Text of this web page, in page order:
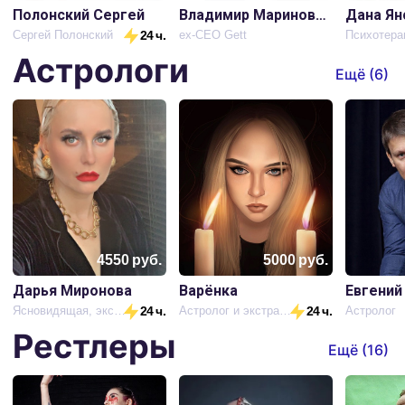
Полонский Сергей
Сергей Полонский 24 ч.
Владимир Маринович
ex-CEO Gett
Дана
Астрологи Ещё (6)
4550руб.
Дарья Миронова
Ясновидящая, экстрасенс 24 ч.
5000руб.
Варёнка
Астролог и экстрасенс 24 ч. Астролог
Рестлеры Ещё (16)